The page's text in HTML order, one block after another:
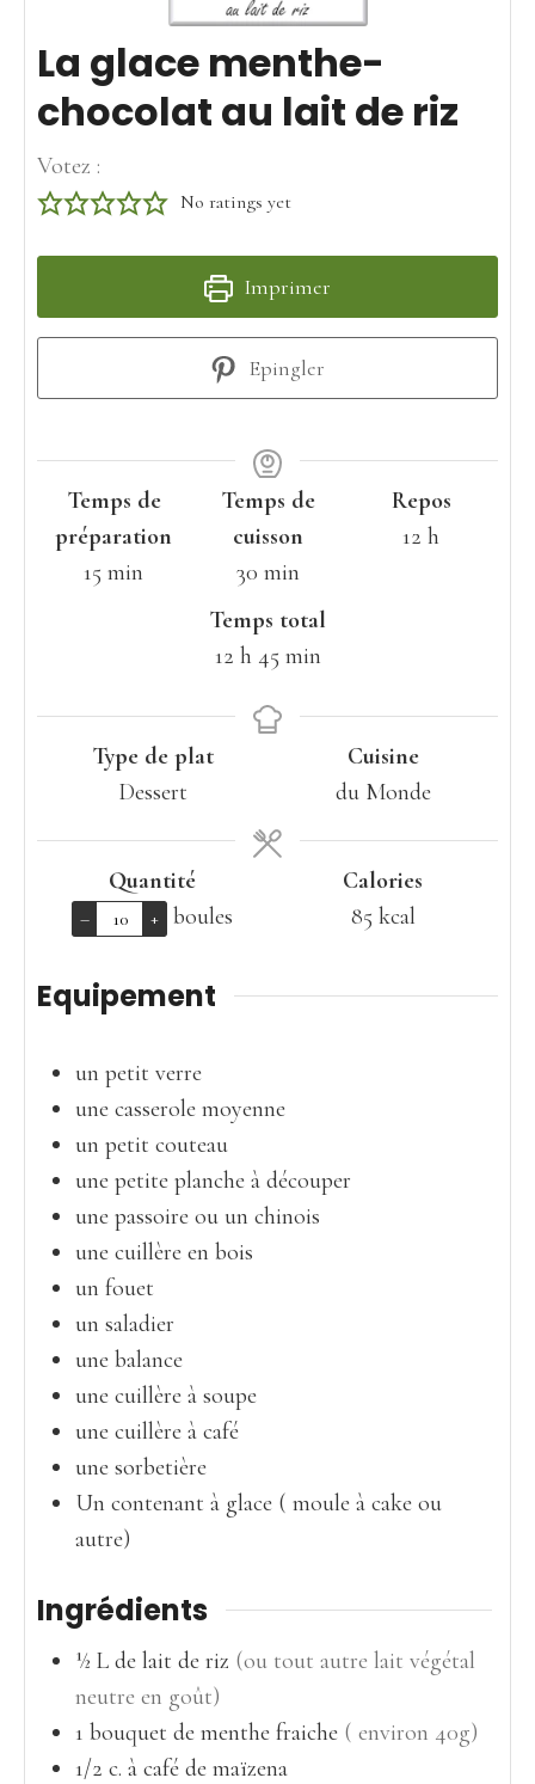
La glace menthe-
chocolat au lait de riz
Votez :
No ratings yet
Imprimer
Epingler
Temps de
préparation
15 minutes
min
Temps de
cuisson
30minutes
min
Repos
12 heures
h
Temps total
12heures
h 45minutes
min
Type de plat
Dessert
Cuisine
du Monde
Quantité
– + boules
Calories
85 kcal
Equipement
un petit verre
une casserole moyenne
un petit couteau
une petite planche à découper
une passoire ou un chinois
une cuillère en bois
un fouet
un saladier
une balance
une cuillère à soupe
une cuillère à café
une sorbetière
Un contenant à glace ( moule à cake ou
autre)
Ingrédients
½ L de lait de riz (ou tout autre lait végétal
neutre en goût)
1 bouquet de menthe fraiche ( environ 40g)
1/2 c. à café de maïzena